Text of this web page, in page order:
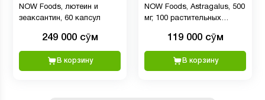
NOW Foods, лютеин и
зеаксантин, 60 капсул
249 000 сӯм
В корзину
NOW Foods, Astragalus, 500
мг, 100 растительных
119 000 сӯм
В корзину